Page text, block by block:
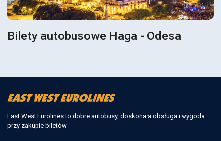
Bilety autobusowe Haga - Odesa
East West Eurolines to dobre autobusy, doskonała obsługa i wygoda
przy zakupie biletów